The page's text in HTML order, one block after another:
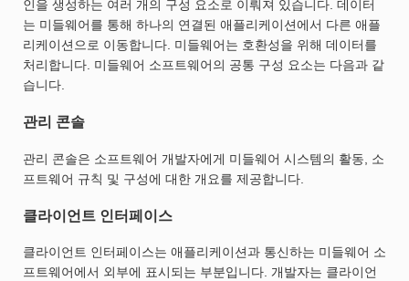
인을 생성하는 여러 개의 구성 요소로 이뤄져 있습니다. 데이터
는 미들웨어를 통해 하나의 연결된 애플리케이션에서 다른 애플
리케이션으로 이동합니다. 미들웨어는 호환성을 위해 데이터를
처리합니다. 미들웨어 소프트웨어의 공통 구성 요소는 다음과 같
습니다.
관리 콘솔
관리 콘솔은 소프트웨어 개발자에게 미들웨어 시스템의 활동, 소
프트웨어 규칙 및 구성에 대한 개요를 제공합니다.
클라이언트 인터페이스
클라이언트 인터페이스는 애플리케이션과 통신하는 미들웨어 소
프트웨어에서 외부에 표시되는 부분입니다. 개발자는 클라이언